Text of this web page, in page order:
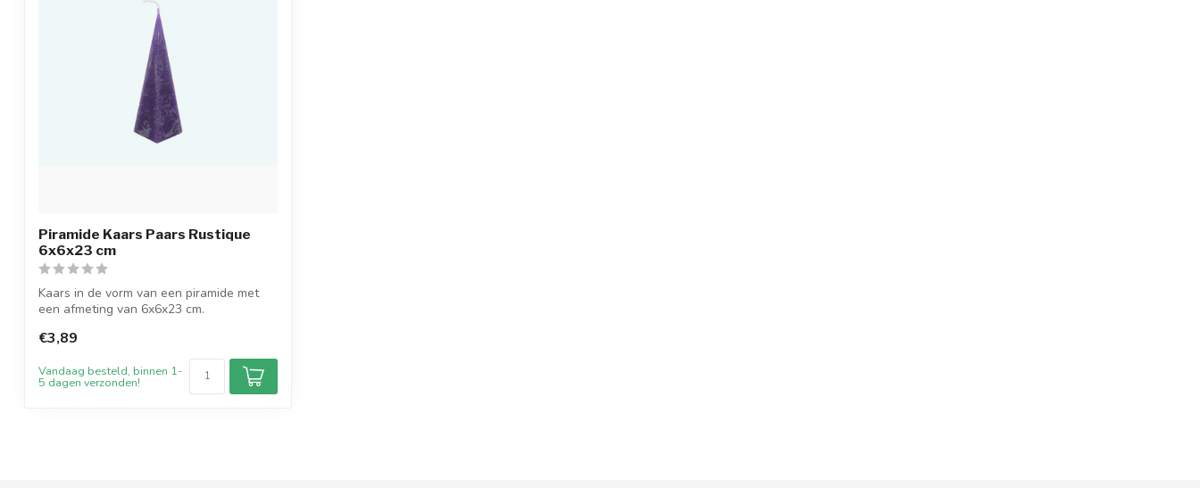
Piramide Kaars Paars Rustique
6x6x23 cm
Kaars in de vorm van een piramide met
een afmeting van 6x6x23 cm.
€3,89
Vandaag besteld, binnen 1-
5 dagen verzonden!